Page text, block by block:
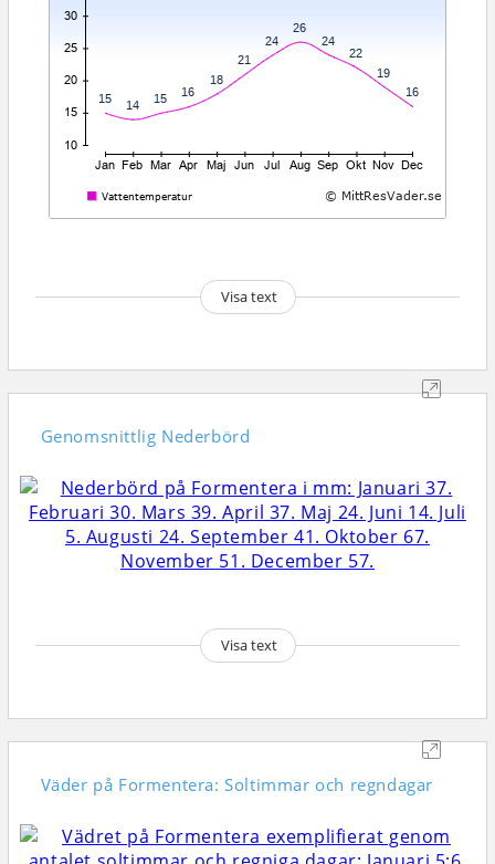
Visa text
Genomsnittlig Nederbörd
Visa text
Väder på Formentera: Soltimmar och regndagar